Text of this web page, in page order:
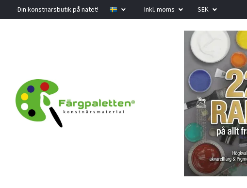
-Din konstnärsbutik på nätet! Inkl. moms SEK